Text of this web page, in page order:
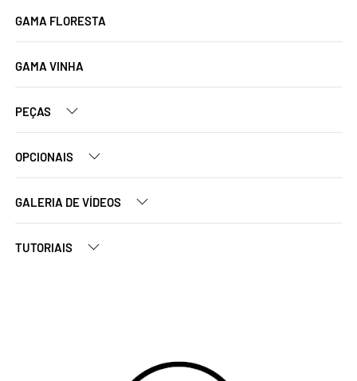
GAMA FLORESTA
GAMA VINHA
PEÇAS
OPCIONAIS
GALERIA DE VÍDEOS
TUTORIAIS